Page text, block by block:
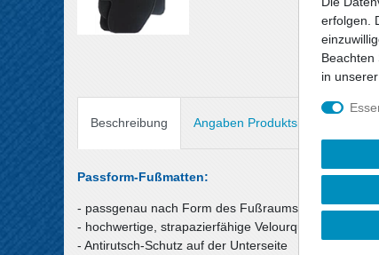
Beschreibung Angaben Produktsicherheit
Passform-Fußmatten:
- passgenau nach Form des Fußraums
- hochwertige, strapazierfähige Velourqualität (ca.
- Antirutsch-Schutz auf der Unterseite
erfolgen.
Beachten
in unserer